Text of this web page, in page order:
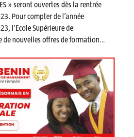
» seront ouvertes dès la rentrée
Pour compter de l’année
l’Ecole Supérieure de
de nouvelles offres de formation…